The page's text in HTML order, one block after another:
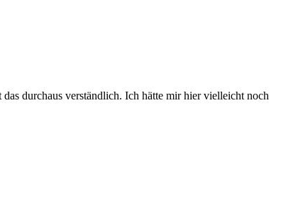
durchaus verständlich. Ich hätte mir hier vielleicht noch